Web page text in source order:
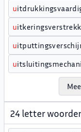
u
u
u
u
24 letter